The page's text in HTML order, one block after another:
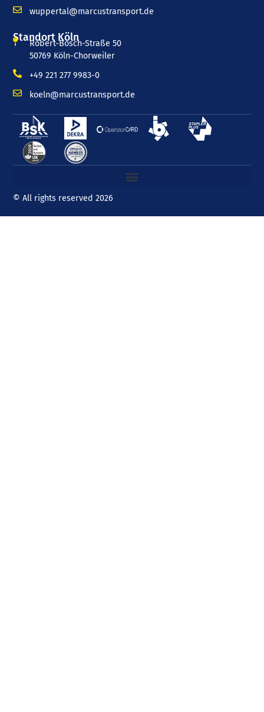
wuppertal@marcustransport.de
Standort Köln
Robert-Bosch-Straße 50
50769 Köln-Chorweiler
+49 221 277 9983-0
koeln@marcustransport.de
© All rights reserved 2026